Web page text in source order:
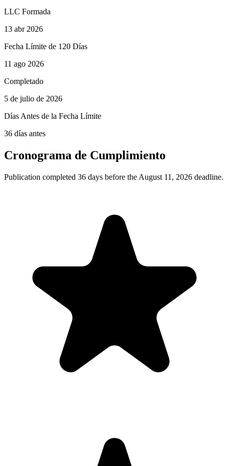
LLC Formada
13 abr 2026
Fecha Límite de 120 Días
11 ago 2026
Completado
5 de julio de 2026
Días Antes de la Fecha Límite
36 días antes
Cronograma de Cumplimiento
Publication completed 36 days before the August 11, 2026 deadline.